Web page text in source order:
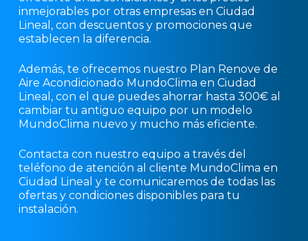
inmejorables por otras empresas en Ciudad
Lineal, con descuentos y promociones que
establecen la diferencia.
Además, te ofrecemos nuestro Plan Renove de
Aire Acondicionado MundoClima en Ciudad
Lineal, con el que puedes ahorrar hasta 300€ al
cambiar tu antiguo equipo por un modelo
MundoClima nuevo y mucho más eficiente.
Contacta con nuestro equipo a través del
teléfono de atención al cliente MundoClima en
Ciudad Lineal y te comunicaremos de todas las
ofertas y condiciones disponibles para tu
instalación.